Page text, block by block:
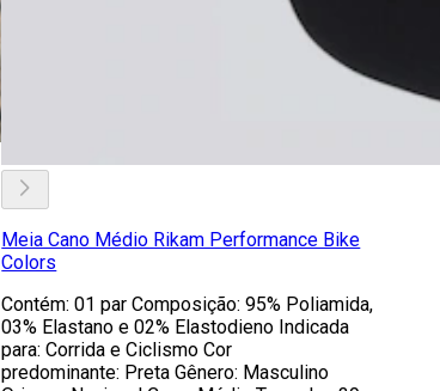
Meia Cano Médio Rikam Performance Bike
Colors
Contém: 01 par Composição: 95% Poliamida,
03% Elastano e 02% Elastodieno Indicada
para: Corrida e Ciclismo Cor
predominante: Preta Gênero: Masculino